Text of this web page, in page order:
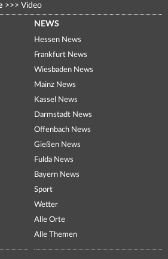
>>> Video
NEWS
Hessen News
Frankfurt News
Wiesbaden News
Mainz News
Kassel News
Darmstadt News
Offenbach News
Gießen News
Fulda News
Bayern News
Sport
Wetter
Alle Orte
Alle Themen